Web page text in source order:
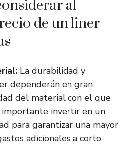
al
de un liner
La durabilidad y
dependerán en gran
del material con el que
importante invertir en un
para garantizar una mayor
adicionales a corto